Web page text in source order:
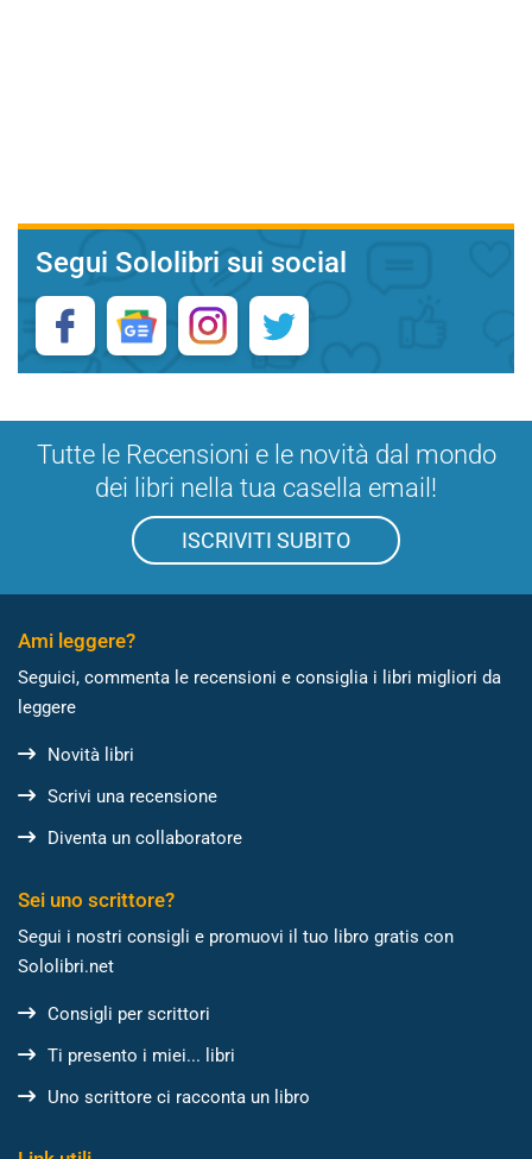
Segui Sololibri sui social
Tutte le Recensioni e le novità dal mondo
dei libri nella tua casella email!
ISCRIVITI SUBITO
Ami leggere?
Seguici, commenta le recensioni e consiglia i libri migliori da
leggere
Novità libri
Scrivi una recensione
Diventa un collaboratore
Sei uno scrittore?
Segui i nostri consigli e promuovi il tuo libro gratis con
Sololibri.net
Consigli per scrittori
Ti presento i miei... libri
Uno scrittore ci racconta un libro